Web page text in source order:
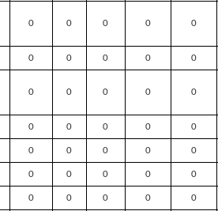
0 0 0 0 0
0 0 0 0 0
0 0 0 0 0
0 0 0 0 0
0 0 0 0 0
0 0 0 0 0
0 0 0 0 0